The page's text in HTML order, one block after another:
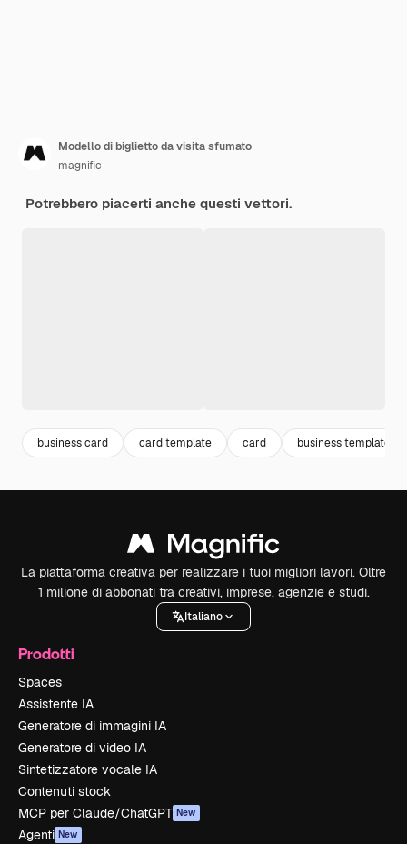
Modello di biglietto da visita sfumato
magnific
Potrebbero piacerti anche questi vettori.
business card card template card business template
La piattaforma creativa per realizzare i tuoi migliori lavori. Oltre
1 milione di abbonati tra creativi, imprese, agenzie e studi.
Italiano
Prodotti
Spaces
Assistente IA
Generatore di immagini IA
Generatore di video IA
Sintetizzatore vocale IA
Contenuti stock
MCP per Claude/ChatGPT New
Agenti New